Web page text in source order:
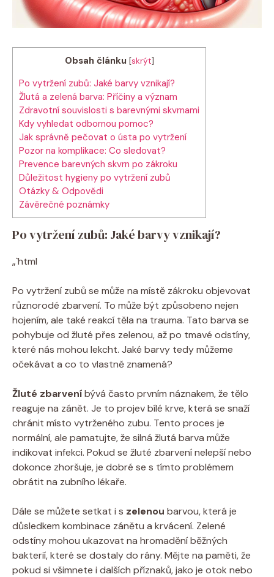
Obsah článku [skrýt]
Po vytržení zubů: Jaké barvy vznikají?
Žlutá a zelená barva: Příčiny a význam
Zdravotní souvislosti s barevnými skvrnami
Kdy vyhledat odbornou pomoc?
Jak správně pečovat o ústa po vytržení
Pozor na komplikace: Co sledovat?
Prevence barevných skvrn po zákroku
Důležitost hygieny po vytržení zubů
Otázky & Odpovědi
Závěrečné poznámky
Po vytržení zubů: Jaké barvy vznikají?
„`html
Po vytržení zubů se může na místě zákroku objevovat
různorodé zbarvení. To může být způsobeno nejen
hojením, ale také reakcí těla na trauma. Tato barva se
pohybuje od žluté přes zelenou, až po tmavé odstíny,
které nás mohou lekcht. Jaké barvy tedy můžeme
očekávat a co to vlastně znamená?
Žluté zbarveníbývá často prvním náznakem, že tělo
reaguje na zánět. Je to projev bílé krve, která se snaží
chránit místo vytrženého zubu. Tento proces je
normální, ale pamatujte, že silná žlutá barva může
indikovat infekci. Pokud se žluté zbarvení nelepší nebo
dokonce zhoršuje, je dobré se s tímto problémem
obrátit na zubního lékaře.
Dále se můžete setkat i s zelenou barvou, která je
důsledkem kombinace zánětu a krvácení. Zelené
odstíny mohou ukazovat na hromadění běžných
bakterií, které se dostaly do rány. Mějte na paměti, že
pokud si všimnete i dalších příznaků, jako je otok nebo